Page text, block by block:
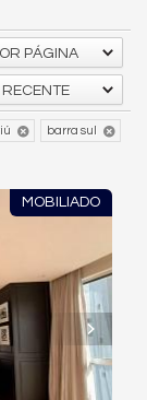
PÁGINA
RECENTE
barra sul
MOBILIADO